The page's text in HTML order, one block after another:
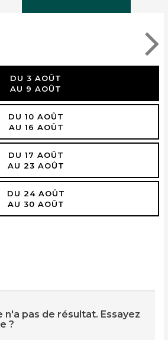
DU 3 AOÛT
AU 9 AOÛT
DU 10 AOÛT
AU 16 AOÛT
DU 17 AOÛT
AU 23 AOÛT
DU 24 AOÛT
AU 30 AOÛT
pas de résultat. Essayez
?